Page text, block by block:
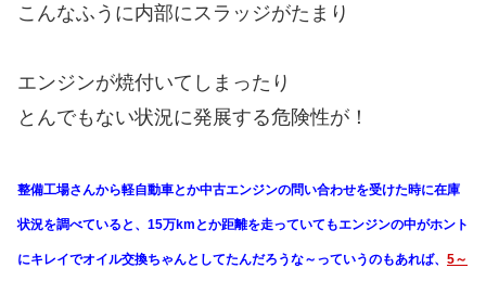
こんなふうに内部にスラッジがたまり
エンジンが焼付いてしまったり
とんでもない状況に発展する危険性が！
整備工場さんから軽自動車とか中古エンジンの問い合わせを受けた時に在庫
状況を調べていると、15万kmとか距離を走っていてもエンジンの中がホント
にキレイでオイル交換ちゃんとしてたんだろうな～っていうのもあれば、 5～